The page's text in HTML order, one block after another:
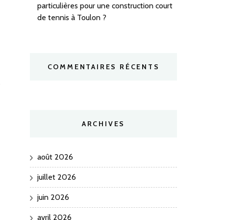
particulières pour une construction court
de tennis à Toulon ?
COMMENTAIRES RÉCENTS
ARCHIVES
août 2026
juillet 2026
juin 2026
avril 2026